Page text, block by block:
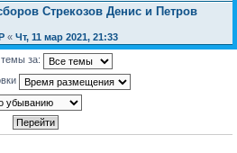
Стрекозов Денис и Петров
« Чт, 11 мар 2021, 21:33
темы за: